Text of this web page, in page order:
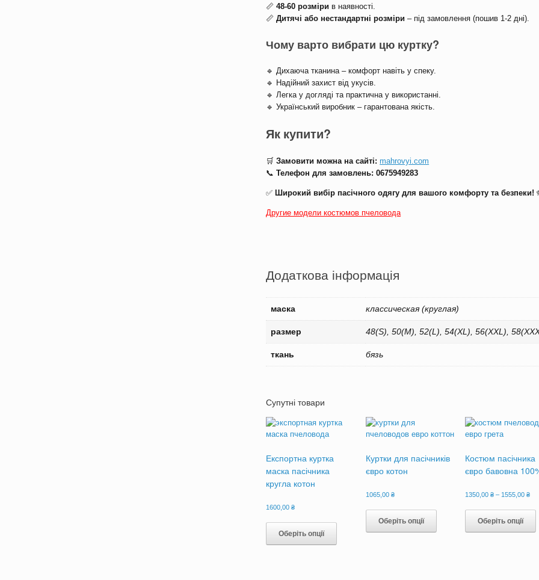
📏48-60 розміри в наявності.
📏Дитячі або нестандартні розміри – під замовлення (пошив 1-2 дні).
Чому варто вибрати цю куртку?
🔹 Дихаюча тканина – комфорт навіть у спеку.
🔹 Надійний захист від укусів.
🔹 Легка у догляді та практична у використанні.
🔹 Український виробник – гарантована якість.
Як купити?
🛒Замовити можна на сайті: mahrovyi.com
📞Телефон для замовлень: 0675949283
✅Широкий вибір пасічного одягу для вашого комфорту та безпеки!
Другие модели костюмов пчеловода
Додаткова інформація
маска классическая (круглая)
размер 48(S), 50(M), 52(L), 54(XL), 56(XXL),
ткань бязь
Супутні товари
Експортна куртка
маска пасічника
кругла котон
1600,00₴
Оберіть опції
має
Куртки для пасічників
євро котон
1065,00 ₴
Оберіть опції
Цей
має
Костюм пасічника
євро бавовна
1350,00 ₴ – 1555,00 ₴
від
до
Оберіть опції